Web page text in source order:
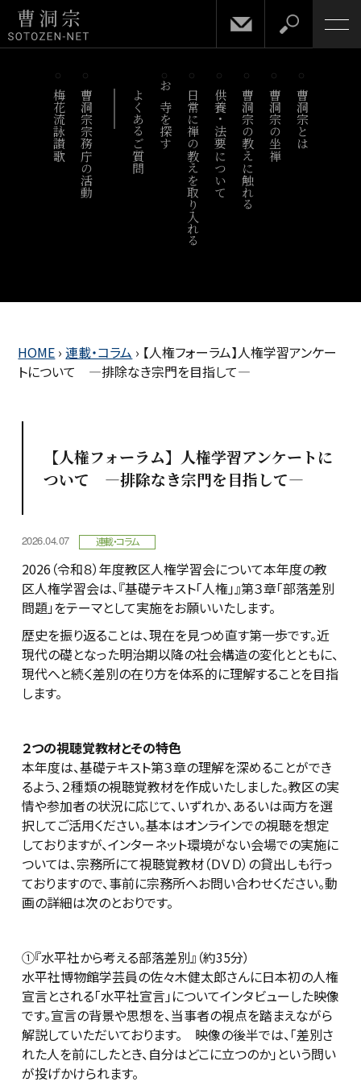
梅花流詠讃歌 曹洞宗宗務庁の活動 よくあるご質問 お寺を探す 日常に禅の教えを取り入れる供養・法要について曹洞宗の教えに触れる 曹洞宗の坐禅 曹洞宗とは
HOME › 連載・コラム › 【人権フォーラム】人権学習アンケー
トについて ―排除なき宗門を目指して―
【人権フォーラム】人権学習アンケートに
ついて ―排除なき宗門を目指して―
2026.04.07 連載・コラム
2026（令和８）年度教区人権学習会について本年度の教
区人権学習会は、『基礎テキスト「人権」』第３章「部落差別
問題」をテーマとして実施をお願いいたします。
歴史を振り返ることは、現在を見つめ直す第一歩です。近
現代の礎となった明治期以降の社会構造の変化とともに、
現代へと続く差別の在り方を体系的に理解することを目指
します。
２つの視聴覚教材とその特色
本年度は、基礎テキスト第３章の理解を深めることができ
るよう、２種類の視聴覚教材を作成いたしました。教区の実
情や参加者の状況に応じて、いずれか、あるいは両方を選
択してご活用ください。基本はオンラインでの視聴を想定
しておりますが、インターネット環境がない会場での実施に
ついては、宗務所にて視聴覚教材（ＤＶＤ）の貸出しも行っ
ておりますので、事前に宗務所へお問い合わせください。動
画の詳細は次のとおりです。
①『水平社から考える部落差別』（約35分）
水平社博物館学芸員の佐々木健太郎さんに日本初の人権
宣言とされる「水平社宣言」についてインタビューした映像
です。宣言の背景や思想を、当事者の視点を踏まえながら
解説していただいております。 映像の後半では、「差別さ
れた人を前にしたとき、自分はどこに立つのか」という問い
が投げかけられます。